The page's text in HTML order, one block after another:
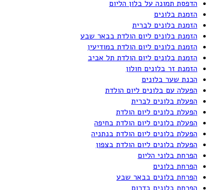
הדפסת תמונה על בלון הליום
הזמנת בלונים
הזמנת בלונים לברית
הזמנת בלונים ליום הולדת בבאר שבע
הזמנת בלונים ליום הולדת במודיעין
הזמנת בלונים ליום הולדת תל אביב
הזמנת זר בלונים חולון
הכנת שער בלונים
הפעלה עם בלונים ליום הולדת
הפעלת בלונים לברית
הפעלת בלונים ליום הולדת
הפעלת בלונים ליום הולדת בחיפה
הפעלת בלונים ליום הולדת בנתניה
הפעלת בלונים ליום הולדת בצפון
הפרחת בלוני הליום
הפרחת בלונים
הפרחת בלונים בבאר שבע